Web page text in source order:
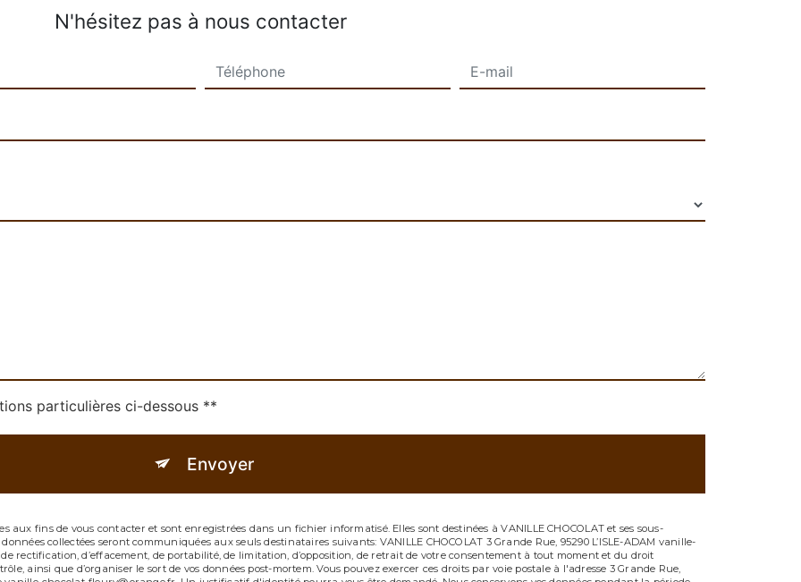
N'hésitez pas à nous contacter
particulières ci-dessous **
Envoyer
aux fins de vous contacter et sont enregistrées dans un fichier informatisé. Elles sont destinées à VANILLE CHOCOLAT et ses sous-
collectées seront communiquées aux seuls destinataires suivants: VANILLE CHOCOLAT 3 Grande Rue, 95290 L’ISLE-ADAM vanille-
rectification, d’effacement, de portabilité, de limitation, d’opposition, de retrait de votre consentement à tout moment et du droit
ainsi que d’organiser le sort de vos données post-mortem. Vous pouvez exercer ces droits par voie postale à l'adresse 3 Grande Rue,